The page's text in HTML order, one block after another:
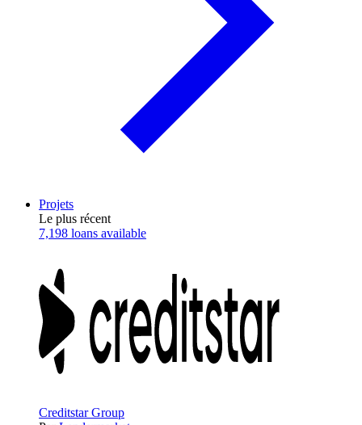
Projets
Le plus récent
7,198 loans available
Creditstar Group